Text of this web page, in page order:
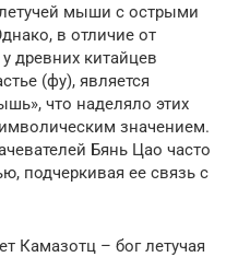
мыши с острыми
в отличие от
древних китайцев
(фу), является
что наделяло этих
значением.
Бянь Цао часто
подчеркивая ее связь с
Камазотц – бог летучая